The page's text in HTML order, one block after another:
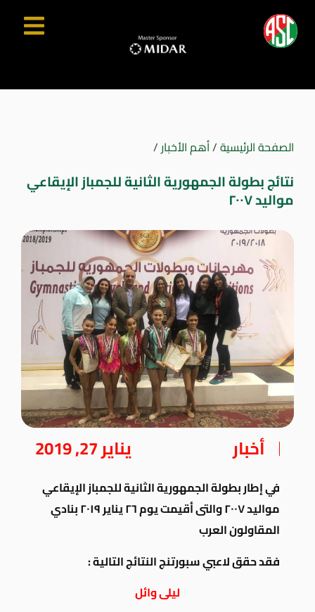
الصفحة الرئيسية/أهم الأخبار/
نتائج بطولة الجمهورية الثانية للجمباز الإيقاعي
مواليد ٢٠٠٧
أخبار يناير 27, 2019
في إطار بطولة الجمهورية الثانية للجمباز الإيقاعي
مواليد ٢٠٠٧ والتى أقيمت يوم ٢٦ يناير ٢٠١٩ بنادي
المقاولون العرب
فقد حقق لاعبي سبورتنج النتائج التالية :
ليلى وائل